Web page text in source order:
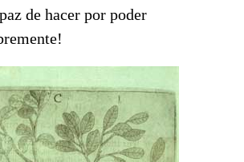
de hacer por poder